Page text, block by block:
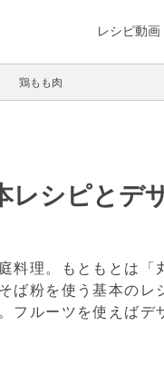
レシピ動画
鶏もも肉
レシピとデ
料理。もともとは
ば粉を使う基本のレ
フルーツを使えばデ